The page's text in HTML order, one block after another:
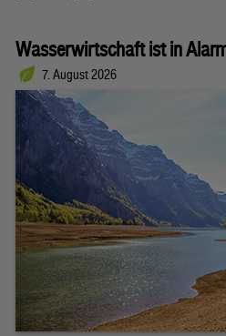
Wasserwirtschaft ist in
7. August 2026